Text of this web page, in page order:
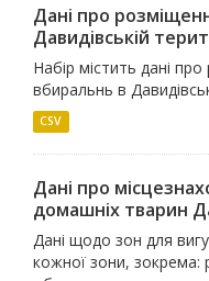
Дані про
Давидівській
Набір містить дані
вбиральнь в
CSV
Дані про
домашніх тварин
Дані щодо зон для
кожної зони,